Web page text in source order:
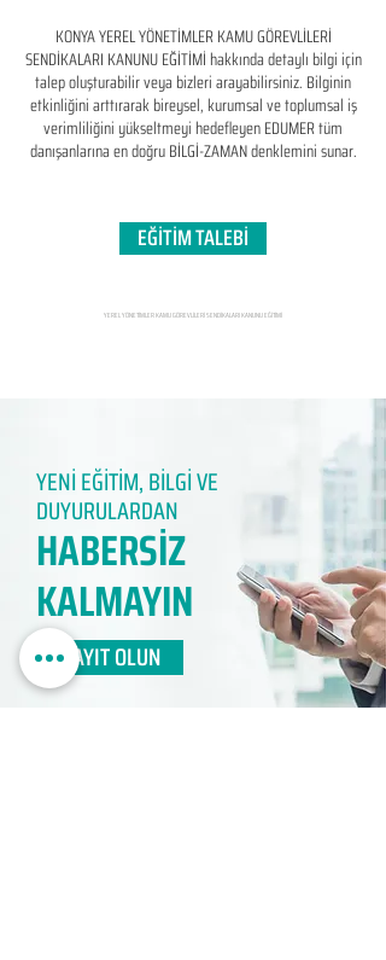
KONYA YEREL YÖNETİMLER KAMU GÖREVLİLERİ
SENDİKALARI KANUNU EĞİTİMİ hakkında detaylı bilgi için
talep oluşturabilir veya bizleri arayabilirsiniz. Bilginin
etkinliğini arttırarak bireysel, kurumsal ve toplumsal iş
verimliliğini yükseltmeyi hedefleyen​ EDUMER tüm
danışanlarına en doğru BİLGİ-ZAMAN denklemini sunar.
EĞİTİM TALEBİ
YEREL YÖNETİMLER KAMU GÖREVLİLERİ SENDİKALARI KANUNU EĞİTİMİ
YENİ EĞİTİM, BİLGİ VE
DUYURULARDAN
HABERSİZ
KALMAYIN​
KAYIT OLUN